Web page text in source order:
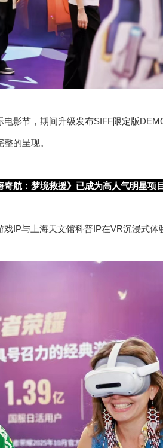
影节，期间升级发布SIFF限定版
的呈现。
奇航：梦境救援》已成为高人气明星项目
IP与上海天文馆科普IP在VR沉浸式体